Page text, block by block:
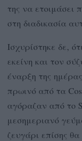
της να ετοιμάσει
στη διαδικασία
Ισχυρίστηκε δε,
εκείνη και τον
έναρξη της
πρωινό από τα
αγόραζαν από το
μεσημεριανό
ζευγάρι επίσης